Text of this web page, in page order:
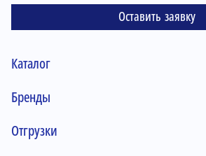
Оставить заявку
Каталог
Бренды
Отгрузки